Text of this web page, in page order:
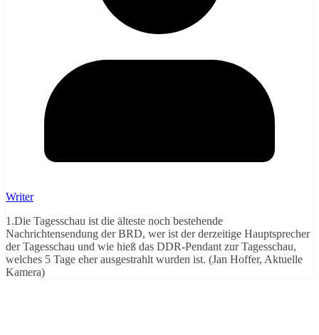
Writer
1.Die Tagesschau ist die älteste noch bestehende
Nachrichtensendung der BRD, wer ist der derzeitige Hauptsprecher
der Tagesschau und wie hieß das DDR-Pendant zur Tagesschau,
welches 5 Tage eher ausgestrahlt wurden ist. (Jan Hoffer, Aktuelle
Kamera)